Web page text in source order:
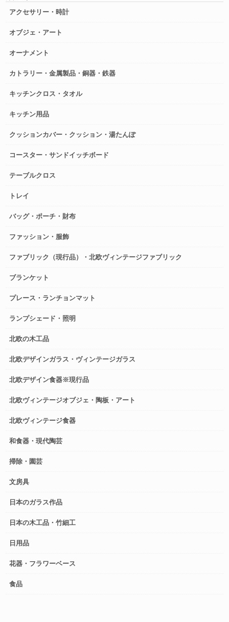
アクセサリー・時計
オブジェ・アート
オーナメント
カトラリー・金属製品・銅器・鉄器
キッチンクロス・タオル
キッチン用品
クッションカバー・クッション・湯たんぽ
コースター・サンドイッチボード
テーブルクロス
トレイ
バッグ・ポーチ・財布
ファッション・服飾
ファブリック（現行品）・北欧ヴィンテージファブリック
ブランケット
プレース・ランチョンマット
ランプシェード・照明
北欧の木工品
北欧デザインガラス・ヴィンテージガラス
北欧デザイン食器※現行品
北欧ヴィンテージオブジェ・陶板・アート
北欧ヴィンテージ食器
和食器・現代陶芸
掃除・園芸
文房具
日本のガラス作品
日本の木工品・竹細工
日用品
花器・フラワーベース
食品